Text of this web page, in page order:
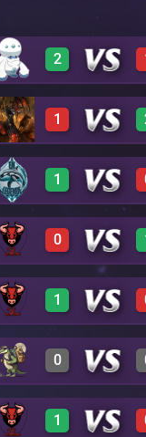
2
0 A28
2 A28
3 A27
1
2 A20
0 A20
0 A25
1
A11
0
A7
1
3 A12
0
A3
1